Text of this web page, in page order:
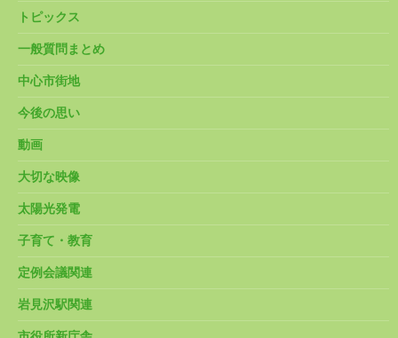
トピックス
一般質問まとめ
中心市街地
今後の思い
動画
大切な映像
太陽光発電
子育て・教育
定例会議関連
岩見沢駅関連